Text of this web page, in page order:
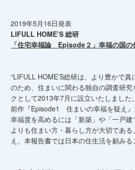
2019年5月16日発表
LIFULL HOME’S 総研
「住宅幸福論 Episode２」幸福の国の
“LIFULL HOME’S総研は、より豊かで
のため、住まいに関わる独自の調査研
クとして2013年7月に設立いたしました。
前作『Episode1 住まいの幸福を疑え
幸福度を高めるには「新築」や「一戸
よりも住まい方・暮らし方が大切である
え、本報告書では日本の住生活を顧みる